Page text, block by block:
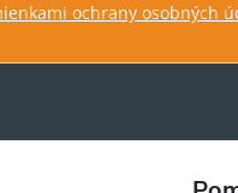
ochrany osobných